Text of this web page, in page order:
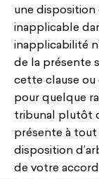
une disposition
inapplicable
inapplicabilité
de la présente
cette clause ou
pour quelque
tribunal plutôt
présente à
disposition
de votre